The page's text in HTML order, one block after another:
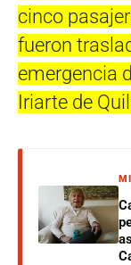
cinco
fueron
emergencia
Iriarte de